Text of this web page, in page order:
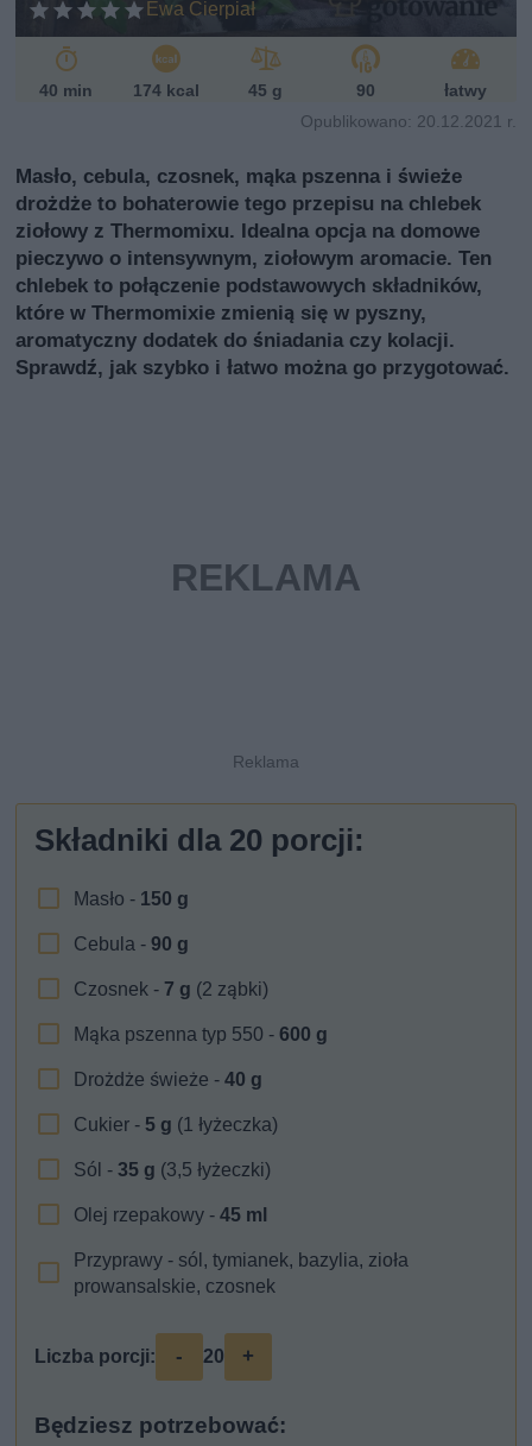
Ewa Cierpiał
ń
sk
40 min
174 kcal 45 g 90
łatwy
Opublikowano: 20.12.2021 r.
Masło, cebula, czosnek, mąka pszenna i świeże
drożdże to bohaterowie tego przepisu na chlebek
ziołowy z Thermomixu. Idealna opcja na domowe
pieczywo o intensywnym, ziołowym aromacie. Ten
chlebek to połączenie podstawowych składników,
które w Thermomixie zmienią się w pyszny,
aromatyczny dodatek do śniadania czy kolacji.
Sprawdź, jak szybko i łatwo można go przygotować.
Składniki dla 20 porcji:
Masło - 150 g
Cebula -90 g
Czosnek - 7 g (2 ząbki)
Mąka pszenna typ 550 -600 g
Drożdże świeże -40 g
Cukier - 5 g (1 łyżeczka)
Sól -35 g (3,5 łyżeczki)
Olej rzepakowy -45 ml
Przyprawy - sól, tymianek, bazylia, zioła
prowansalskie, czosnek
Liczba porcji: - 20 +
Będziesz potrzebować: